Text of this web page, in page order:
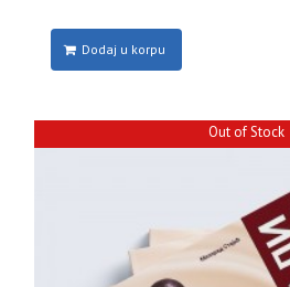
Dodaj u korpu
Out of Stock